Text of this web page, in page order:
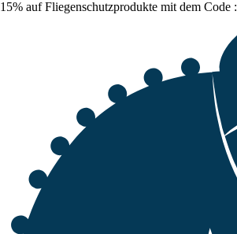
15% auf Fliegenschutzprodukte mit dem Code :